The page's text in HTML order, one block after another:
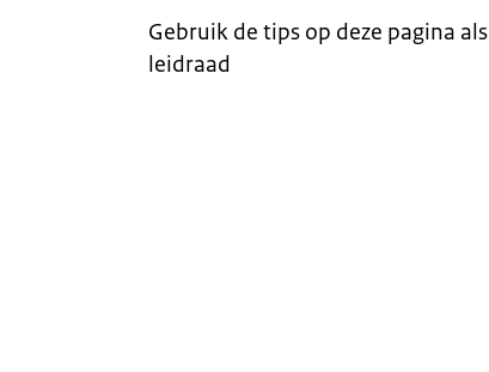
Gebruik de tips op deze pagina als
leidraad